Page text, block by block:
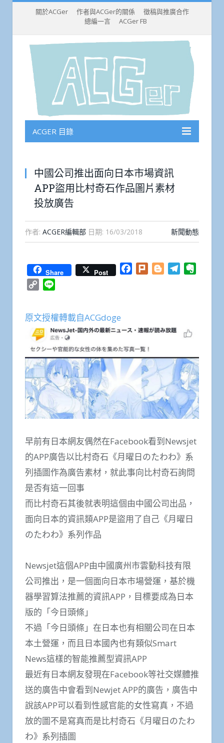
關於ACGer 作者與ACGer的關係
徵稿與推廣合作
總編一言
ACGer FB
ACGER 目錄
中國公司推出面向日本市場資訊
APP盜用比村奇石作品圖片素材
投放廣告
作者: ACGER編輯部 日期: 16/03/2018 新聞動態
Share Post Facebook
Plurk BloggerTelegram
Copy
原文授權轉載自ACGdoge
早前有日本網友偶然在Facebook看到Newsjet
的APP廣告以比村奇石《月曜日のたわわ》系
列插圖作為廣告素材，就此事向比村奇石詢問
是否有這一回事
而比村奇石其後就表明這個由中國公司出品，
面向日本的資訊類APP是盜用了自己《月曜日
のたわわ》系列作品
Newsjet這個APP由中國廣州市雲動科技有限
公司推出，是一個面向日本市場營運，基於機
器學習算法推薦的資訊APP，目標要成為日本
版的「今日頭條」
不過「今日頭條」在日本也有相關公司在日本
本土營運，而且日本國內也有類似Smart
News這樣的智能推薦型資訊APP
最近有日本網友發現在Facebook等社交媒體推
送的廣告中會看到Newjet APP的廣告，廣告中
說該APP可以看到性感官能的女性寫真，不過
放的圖不是寫真而是比村奇石《月曜日のたわ
わ》系列插圖